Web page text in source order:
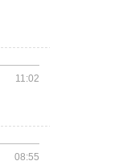
11:02
08:55